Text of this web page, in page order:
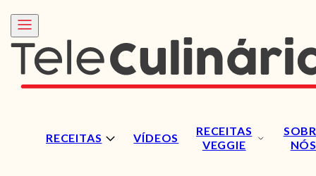
RECEITAS VÍDEOS
RECEITAS
VEGGIE
NÓS